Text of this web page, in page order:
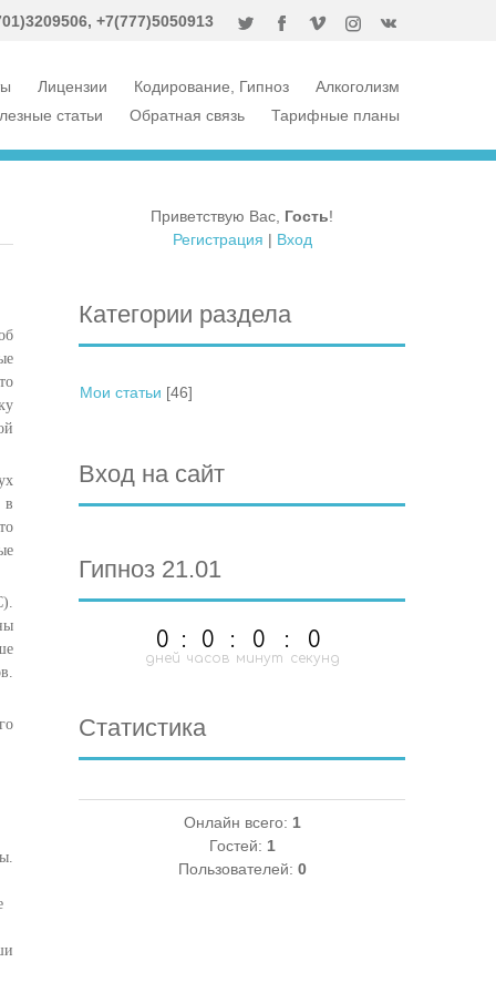
209506, +7(777)5050913
Лицензии Кодирование, Гипноз
Алкоголизм
статьи Обратная связь Тарифные планы
в
Приветствую Вас, Гость!
Регистрация | Вход
Категории раздела
Мои статьи [46]
Вход на сайт
Гипноз 21.01
0
дней
: 0
часов
: 0
минут
: 0
секунд
Статистика
Онлайн всего: 1
Гостей: 1
Пользователей: 0